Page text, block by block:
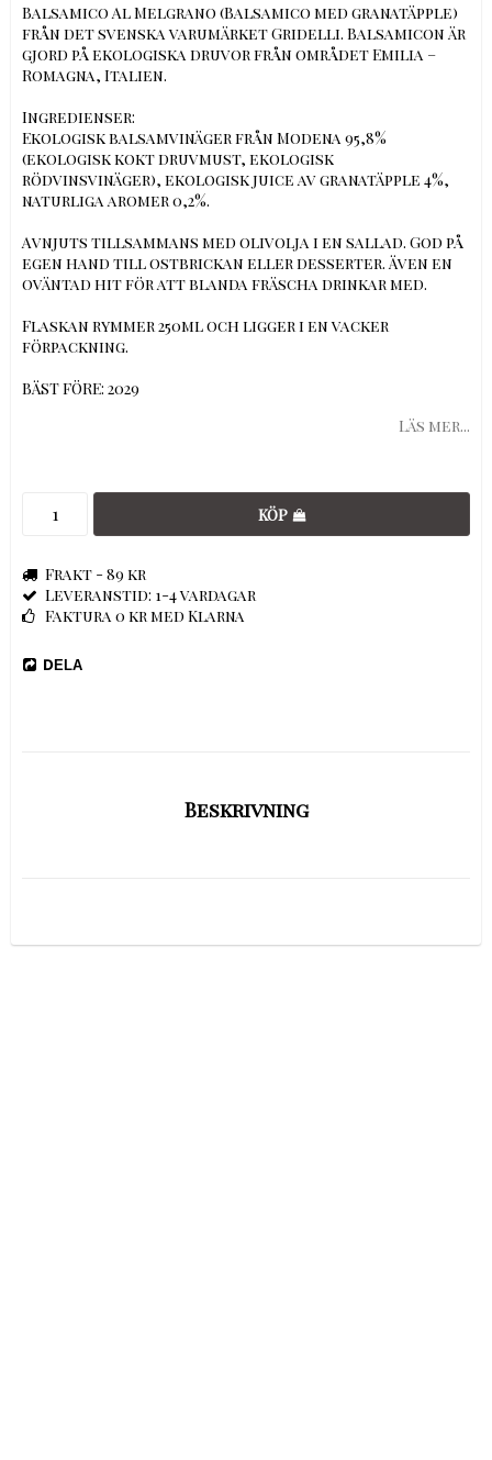
Balsamico Al Melgrano (Balsamico med granatäpple)
från det svenska varumärket Gridelli. Balsamicon är
gjord på ekologiska druvor från området Emilia –
Romagna, Italien.
Ingredienser:
Ekologisk balsamvinäger från Modena 95,8%
(ekologisk kokt druvmust, ekologisk
rödvinsvinäger), ekologisk juice av granatäpple 4%,
naturliga aromer 0,2%.
Avnjuts tillsammans med olivolja i en sallad. God på
egen hand till ostbrickan eller desserter. Även en
oväntad hit för att blanda fräscha drinkar med.
Flaskan rymmer 250ml och ligger i en vacker
förpackning.
BÄST FÖRE: 2029
Läs mer...
KÖP
Frakt - 89 kr
Leveranstid: 1-4 vardagar
Faktura 0 kr med Klarna
DELA
Beskrivning